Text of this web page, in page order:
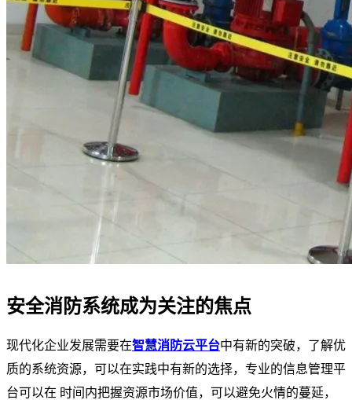
安全消防系统成为关注的焦点
现代化企业发展需要在智慧消防云平台中有新的突破，了解优
质的系统资源，可以在实践中有新的选择，专业的信息管理平
台可以在 时间内把握资源市场价值，可以避免火情的蔓延，